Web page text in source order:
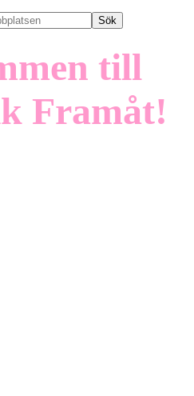
till
Framåt!